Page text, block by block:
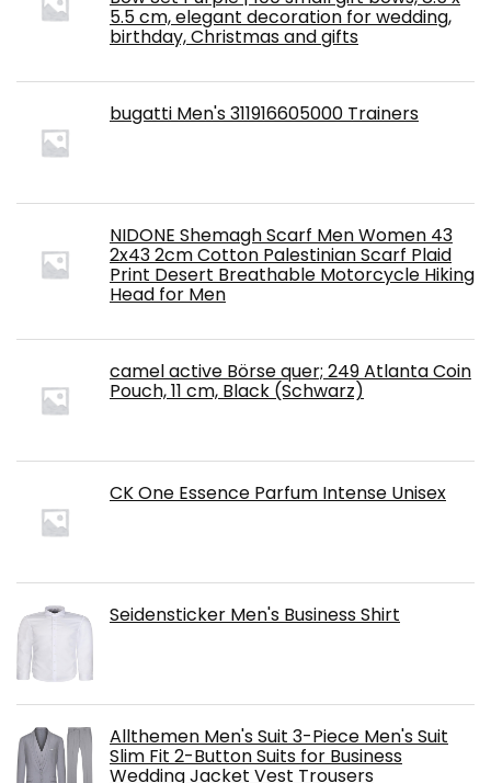
5.5 cm, elegant decoration for wedding,
birthday, Christmas and gifts
bugatti Men's 311916605000 Trainers
NIDONE Shemagh Scarf Men Women 43
2x43 2cm Cotton Palestinian Scarf Plaid
Print Desert Breathable Motorcycle Hiking
Head for Men
camel active Börse quer; 249 Atlanta Coin
Pouch, 11 cm, Black (Schwarz)
CK One Essence Parfum Intense Unisex
Seidensticker Men's Business Shirt
Allthemen Men's Suit 3-Piece Men's Suit
Slim Fit 2-Button Suits for Business
Wedding Jacket Vest Trousers